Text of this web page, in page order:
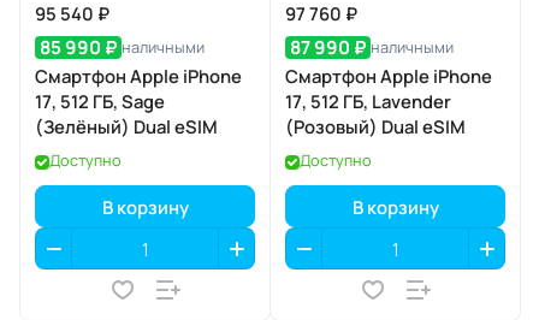
95 540 ₽
85 990 ₽ наличными
Смартфон Apple iPhone
17, 512 ГБ, Sage
(Зелёный) Dual eSIM
Доступно
В корзину
97 760 ₽
87 990 ₽ наличными
Смартфон Apple iPhone
17, 512 ГБ, Lavender
(Розовый) Dual eSIM
Доступно
В корзину